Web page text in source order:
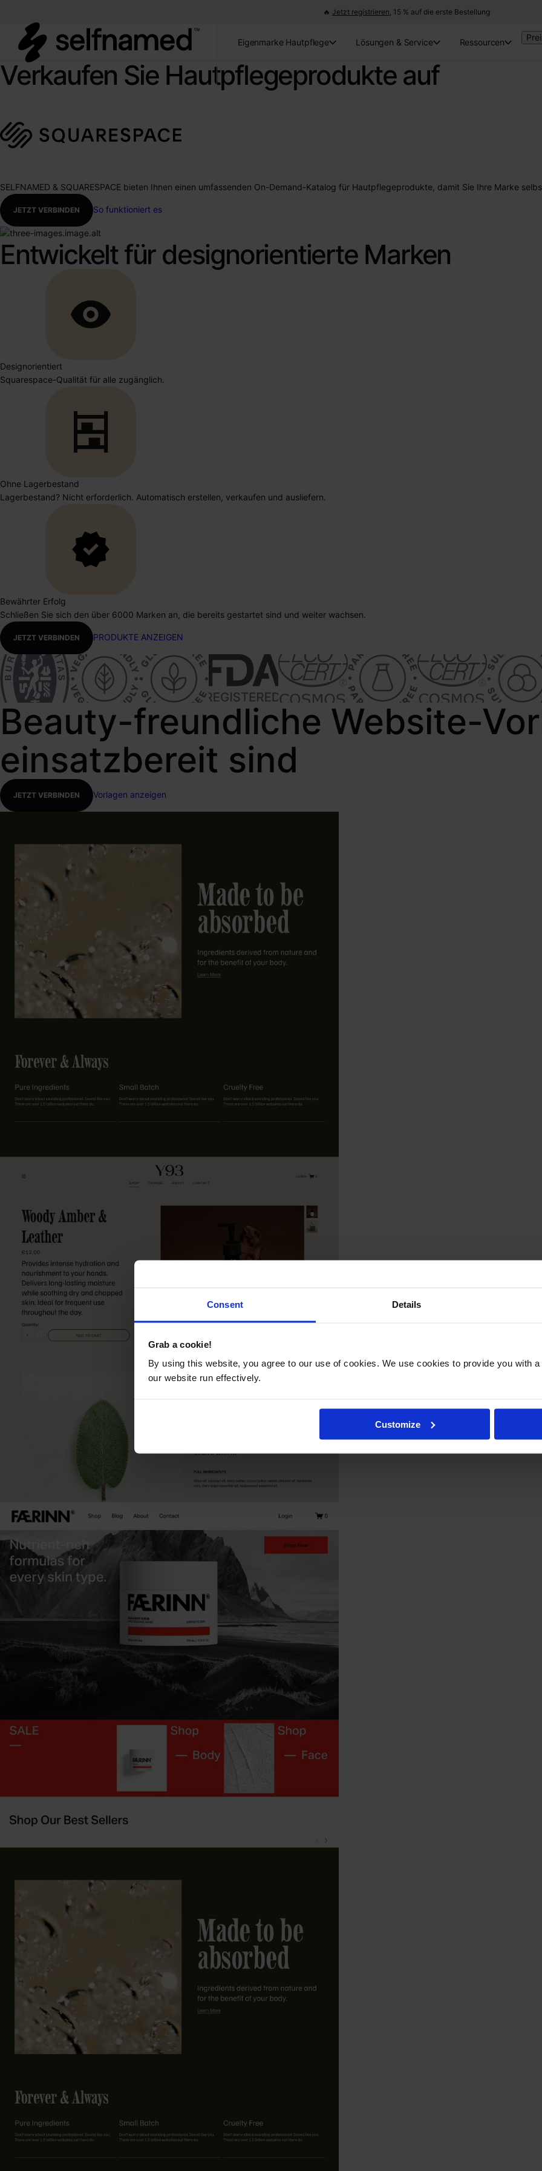
Consent Details
Grab a cookie!
By using this website, you agree to our use of cookies. We use cookies to provide you with
our website run effectively.
Customize
🔥 Jetzt registrieren, 15 % auf die erste Bestellung
Eigenmarke Hautpflege Lösungen & Service Ressourcen
Verkaufen Sie Hautpflegeprodukte auf
SELFNAMED & SQUARESPACE bieten Ihnen einen umfassenden On-Demand-Katalog für Hautpflegeprodukte, damit Sie Ihre Marke
JETZT VERBINDEN So funktioniert es
Entwickelt für designorientierte Marken
Designorientiert
Squarespace-Qualität für alle zugänglich.
Ohne Lagerbestand
Lagerbestand? Nicht erforderlich. Automatisch erstellen, verkaufen und ausliefern.
Bewährter Erfolg
Schließen Sie sich den über 6000 Marken an, die bereits gestartet sind und weiter wachsen.
JETZT VERBINDEN PRODUKTE ANZEIGEN
Beauty-freundliche Website-
einsatzbereit sind
JETZT VERBINDEN Vorlagen anzeigen